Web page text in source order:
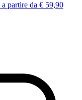
a partire da € 59,90